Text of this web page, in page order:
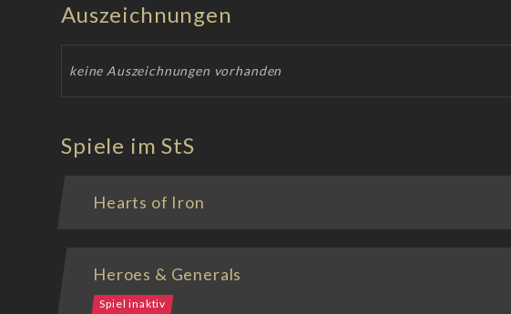
Auszeichnungen
keine Auszeichnungen vorhanden
Spiele im StS
Hearts of Iron
Heroes & Generals
Spiel inaktiv